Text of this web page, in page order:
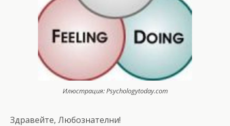
Илюстрация: Psychologytoday.com
Здравейте, Любознателни!